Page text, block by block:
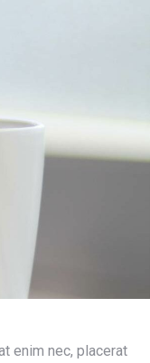
enim nec, placerat